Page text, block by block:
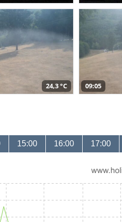
24,3 °C 09:05
15:00 16:00 17:00